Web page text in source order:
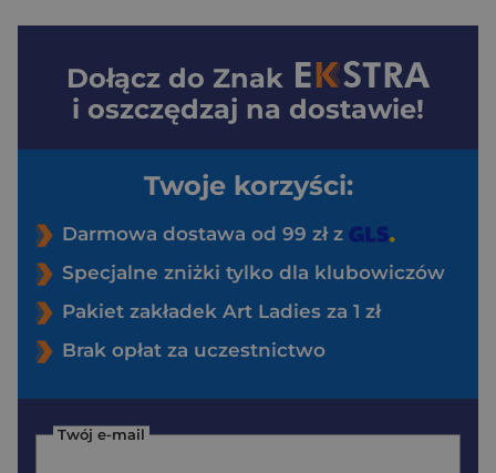
Dołącz do Znak
i oszczędzaj na dostawie!
Twoje korzyści:
Darmowa dostawa od 99 zł z
Specjalne zniżki tylko dla klubowiczów
Pakiet zakładek Art Ladies za 1 zł
Brak opłat za uczestnictwo
Twój e-mail